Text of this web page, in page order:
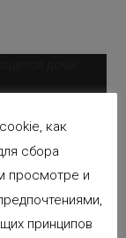
как
сбора
просмотре и
принципов